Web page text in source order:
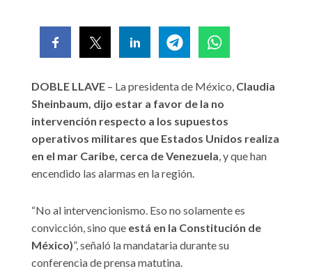
DOBLE LLAVE – La presidenta de México, Claudia
Sheinbaum, dijo estar a favor de la no
intervención respecto a los supuestos
operativos militares que Estados Unidos realiza
en el mar Caribe, cerca de Venezuela, y que han
encendido las alarmas en la región.
“No al intervencionismo. Eso no solamente es
convicción, sino que está en la Constitución de
México)”, señaló la mandataria durante su
conferencia de prensa matutina.